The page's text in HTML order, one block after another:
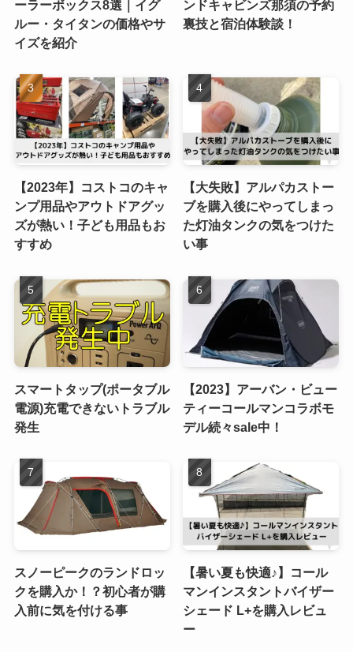
ーラーボックス8選｜イグ
ルー・タイタンの価格やサ
イズを紹介
ンドキャビンズ那須の予約
裏技と宿泊体験談！
【2023年】コストコのキャ
ンプ用品やアウトドアグッ
ズが熱い！子ども用品もお
すすめ
【大失敗】アルパカストー
ブを購入後にやってしまっ
た灯油タンクの気をつけた
い事
スマートタップ(ポータブル
電源)充電できないトラブル
発生
【2023】アーバン・ビュー
ティーコールマンコラボモ
デル続々sale中！
スノーピークのランドロッ
クを購入か！？初心者が購
入前に気を付ける事
【暑い夏も快適♪】コール
マンインスタントバイザー
シェード L+を購入レビュ
ー